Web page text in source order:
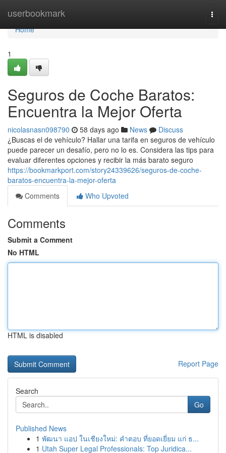
userbookmark
Home
Home
1
Seguros de Coche Baratos:
Encuentra la Mejor Oferta
nicolasnasn098790 58 days ago News
Discuss
¿Buscas el de vehículo? Hallar una tarifa en seguros de vehículo
puede parecer un desafío, pero no lo es. Considera las tips para
evaluar diferentes opciones y recibir la más barato seguro
https://bookmarkport.com/story24339626/seguros-de-coche-
baratos-encuentra-la-mejor-oferta
Comments
Who Upvoted
Comments
Submit a Comment
No HTML
HTML is disabled
Report Page
Search
Go
Published News
1 พัฒนา แอป ในเชียงใหม่: คำตอบ ที่ยอดเยี่ยม แก่ ธ...
1 Utah Super Legal Professionals: Top Juridica...